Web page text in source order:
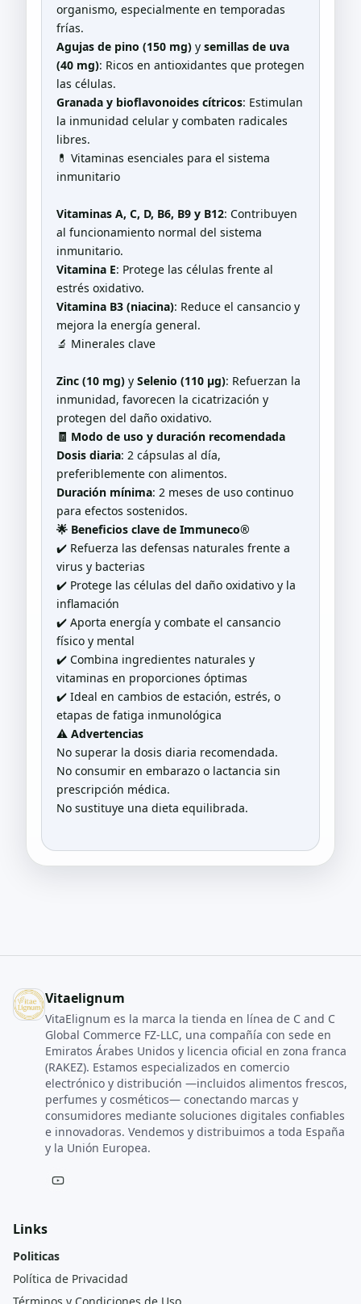
organismo, especialmente en temporadas
frías.
Agujas de pino (150 mg) y semillas de uva
(40 mg): Ricos en antioxidantes que protegen
las células.
Granada y bioflavonoides cítricos: Estimulan
la inmunidad celular y combaten radicales
libres.
💊 Vitaminas esenciales para el sistema
inmunitario
Vitaminas A, C, D, B6, B9 y B12: Contribuyen
al funcionamiento normal del sistema
inmunitario.
Vitamina E: Protege las células frente al
estrés oxidativo.
Vitamina B3 (niacina): Reduce el cansancio y
mejora la energía general.
🔬 Minerales clave
Zinc (10 mg) y Selenio (110 µg): Refuerzan la
inmunidad, favorecen la cicatrización y
protegen del daño oxidativo.
🧾 Modo de uso y duración recomendada
Dosis diaria: 2 cápsulas al día,
preferiblemente con alimentos.
Duración mínima: 2 meses de uso continuo
para efectos sostenidos.
🌟 Beneficios clave de Immuneco®
✔️ Refuerza las defensas naturales frente a
virus y bacterias
✔️ Protege las células del daño oxidativo y la
inflamación
✔️ Aporta energía y combate el cansancio
físico y mental
✔️ Combina ingredientes naturales y
vitaminas en proporciones óptimas
✔️ Ideal en cambios de estación, estrés, o
etapas de fatiga inmunológica
⚠️ Advertencias
No superar la dosis diaria recomendada.
No consumir en embarazo o lactancia sin
prescripción médica.
No sustituye una dieta equilibrada.
Vitaelignum
VitaElignum es la marca la tienda en línea de C and C
Global Commerce FZ‑LLC, una compañía con sede en
Emiratos Árabes Unidos y licencia oficial en zona franca
(RAKEZ). Estamos especializados en comercio
electrónico y distribución —incluidos alimentos frescos,
perfumes y cosméticos— conectando marcas y
consumidores mediante soluciones digitales confiables
e innovadoras. Vendemos y distribuimos a toda España
y la Unión Europea.
Links
Politicas
Política de Privacidad
Términos y Condiciones de Uso